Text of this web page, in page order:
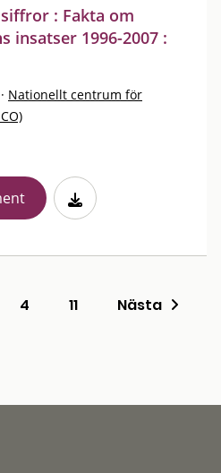
: Fakta om
insatser 1996-2007 :
· Nationellt centrum för
4 11 Nästa